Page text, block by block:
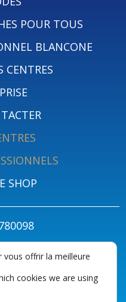
POUR TOUS
BLANCONE
CENTRES
SHOP
DE CONFIDENTIALITÉ
STATEMENT
vous offrir la meilleure
cookies we are using